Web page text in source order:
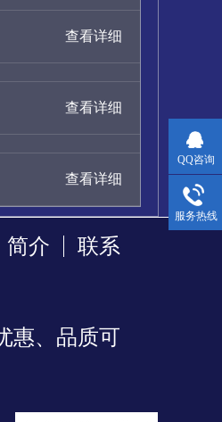
查看详细
查看详细
查看详细
简介 联系
惠、品质可
QQ咨询
服务热线